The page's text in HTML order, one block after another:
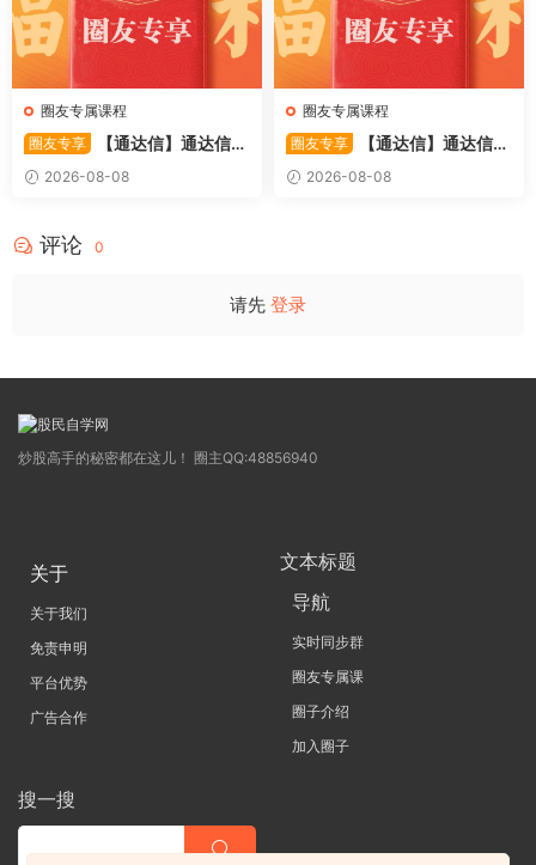
圈友专属课程
圈友专享
【通达信】通达信
〖极致主力〗主副图/选股 放
量不算突破，站上压力才算！
2026-08-08
圈友专属课程
圈友专享
【通达信】通达信
〖超强MACD〗副图指标 斐波
那契+三重共振，捕捉买卖
2026-08-08
评论 0
请先 登录
炒股高手的秘密都在这儿！ 圈主QQ:48856940
关于
关于我们
免责申明
平台优势
广告合作
文本标题
导航
实时同步群
圈友专属课
圈子介绍
加入圈子
搜一搜